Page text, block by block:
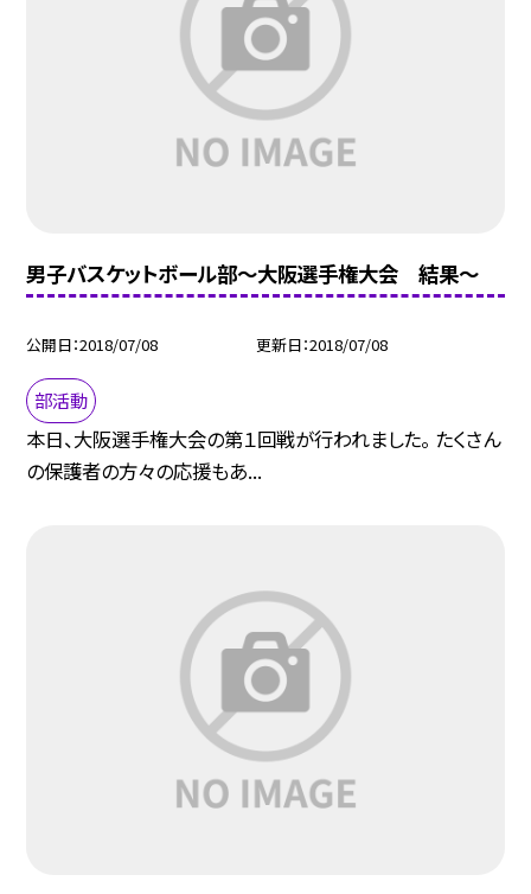
男子バスケットボール部〜大阪選手権大会 結果〜
公開日 2018/07/08 更新日 2018/07/08
部活動
本日、大阪選手権大会の第１回戦が行われました。 たくさん
の保護者の方々の応援もあ...